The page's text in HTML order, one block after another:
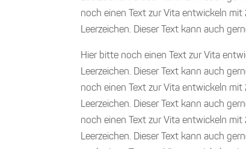
noch einen Text zur Vita entwickeln
Leerzeichen. Dieser Text kann auch
Hier bitte noch einen Text zur Vita
Leerzeichen. Dieser Text kann auch
noch einen Text zur Vita entwickeln
Leerzeichen. Dieser Text kann auch
noch einen Text zur Vita entwickeln
Leerzeichen. Dieser Text kann auch